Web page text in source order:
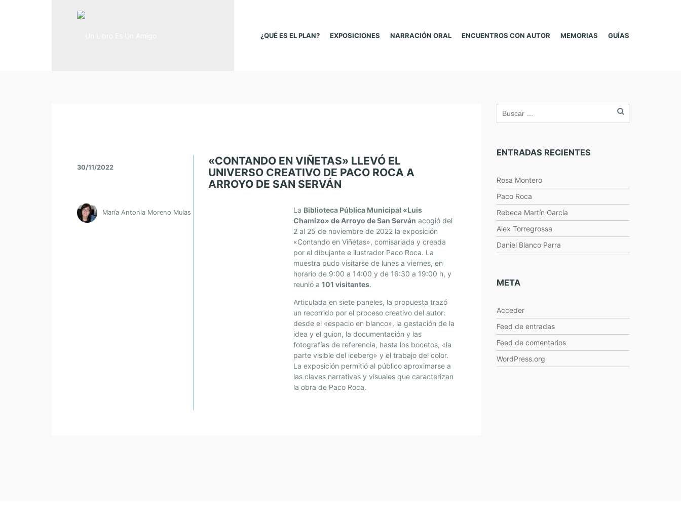
¿QUÉ ES EL PLAN? EXPOSICIONES NARRACIÓN ORAL ENCUENTROS CON AUTOR MEMORIAS GUÍAS
«CONTANDO EN VIÑETAS» LLEVÓ EL
UNIVERSO CREATIVO DE PACO ROCA A
ARROYO DE SAN SERVÁN
La Biblioteca Pública Municipal «Luis
Chamizo» de Arroyo de San Serván acogió del
2 al 25 de noviembre de 2022 la exposición
«Contando en Viñetas», comisariada y creada
por el dibujante e ilustrador Paco Roca. La
muestra pudo visitarse de lunes a viernes, en
horario de 9:00 a 14:00 y de 16:30 a 19:00 h, y
reunió a 101 visitantes.
Articulada en siete paneles, la propuesta trazó
un recorrido por el proceso creativo del autor:
desde el «espacio en blanco», la gestación de la
idea y el guion, la documentación y las
fotografías de referencia, hasta los bocetos, «la
parte visible del iceberg» y el trabajo del color.
La exposición permitió al público aproximarse a
las claves narrativas y visuales que caracterizan
la obra de Paco Roca.
30/11/2022
María Antonia Moreno Mulas
ENTRADAS RECIENTES
Rosa Montero
Paco Roca
Rebeca Martín García
Alex Torregrossa
Daniel Blanco Parra
META
Acceder
Feed de entradas
Feed de comentarios
WordPress.org